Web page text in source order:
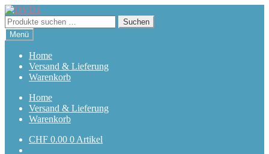
Zur
Navigation
springen
Zum
Inhalt
springen
Suchen
nach:
Suchen
Menü
Home
Versand & Lieferung
Warenkorb
Home
Versand & Lieferung
Warenkorb
CHF 0.00 0 Artikel